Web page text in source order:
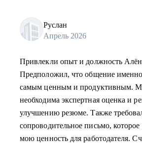
Руслан
Апрель 2026
Привлекли опыт и должность
Предположил, что общение именно
самым ценным и продуктивным.
необходима экспертная оценка и
улучшению резюме. Также
сопроводительное письмо,
мою ценность для работодателя.